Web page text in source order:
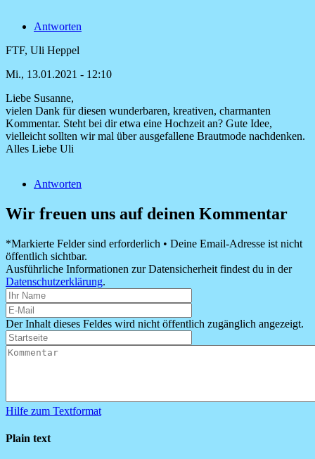
Antworten
FTF, Uli Heppel
Mi., 13.01.2021 - 12:10
Antwort
auf
Wunderbar,
herzhaft,
Susanne
Liebe Susanne,
vielen Dank für diesen wunderbaren, kreativen, charmanten
Kommentar. Steht bei dir etwa eine Hochzeit an? Gute Idee,
vielleicht sollten wir mal über ausgefallene Brautmode nachdenken.
Alles Liebe Uli
Antworten
Wir freuen uns auf deinen Kommentar
*Markierte Felder sind erforderlich • Deine Email-Adresse ist nicht
öffentlich sichtbar.
Ausführliche Informationen zur Datensicherheit findest du in der
Datenschutzerklärung.
Der Inhalt dieses Feldes wird nicht öffentlich zugänglich angezeigt.
Hilfe zum Textformat
Plain text